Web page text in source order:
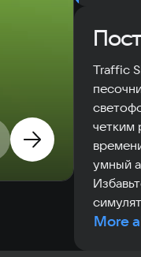
Traffic
четким
умный
More